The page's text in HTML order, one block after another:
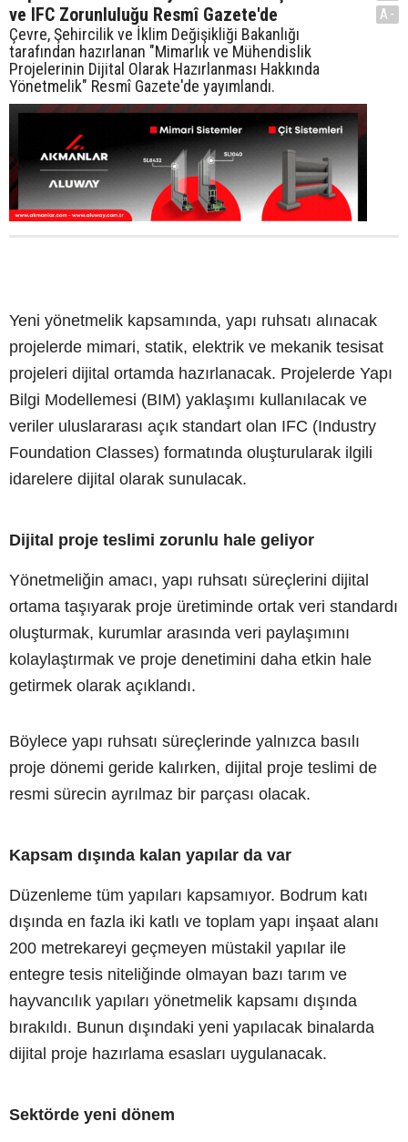
ve IFC Zorunluluğu Resmî Gazete'de
Çevre, Şehircilik ve İklim Değişikliği Bakanlığı
tarafından hazırlanan "Mimarlık ve Mühendislik
Projelerinin Dijital Olarak Hazırlanması Hakkında
Yönetmelik" Resmî Gazete'de yayımlandı.
A-
Yeni yönetmelik kapsamında, yapı ruhsatı alınacak
projelerde mimari, statik, elektrik ve mekanik tesisat
projeleri dijital ortamda hazırlanacak. Projelerde Yapı
Bilgi Modellemesi (BIM) yaklaşımı kullanılacak ve
veriler uluslararası açık standart olan IFC (Industry
Foundation Classes) formatında oluşturularak ilgili
idarelere dijital olarak sunulacak.
Dijital proje teslimi zorunlu hale geliyor
Yönetmeliğin amacı, yapı ruhsatı süreçlerini dijital
ortama taşıyarak proje üretiminde ortak veri standardı
oluşturmak, kurumlar arasında veri paylaşımını
kolaylaştırmak ve proje denetimini daha etkin hale
getirmek olarak açıklandı.
Böylece yapı ruhsatı süreçlerinde yalnızca basılı
proje dönemi geride kalırken, dijital proje teslimi de
resmi sürecin ayrılmaz bir parçası olacak.
Kapsam dışında kalan yapılar da var
Düzenleme tüm yapıları kapsamıyor. Bodrum katı
dışında en fazla iki katlı ve toplam yapı inşaat alanı
200 metrekareyi geçmeyen müstakil yapılar ile
entegre tesis niteliğinde olmayan bazı tarım ve
hayvancılık yapıları yönetmelik kapsamı dışında
bırakıldı. Bunun dışındaki yeni yapılacak binalarda
dijital proje hazırlama esasları uygulanacak.
Sektörde yeni dönem